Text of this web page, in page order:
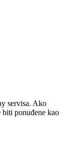
servisa. Ako
biti ponuđene kao